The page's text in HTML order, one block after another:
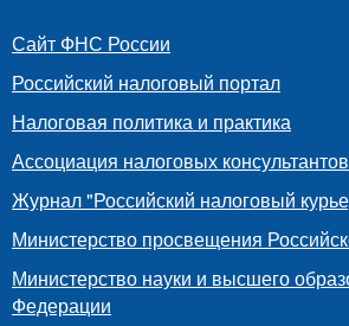
Сайт ФНС России
Российский налоговый портал
Налоговая политика и практика
Ассоциация налоговых консультантов
Журнал "Российский налоговый
Министерство просвещения
Министерство науки и высшего
Федерации